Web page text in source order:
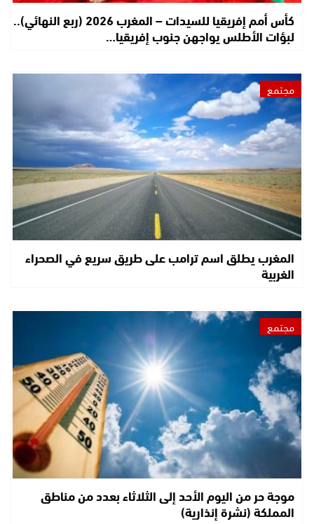
كأس أمم إفريقيا للسيدات – المغرب 2026 (ربع النهائي)..
لبؤات الأطلس يواجهن جنوب إفريقيا…
مجتمع
المغرب يطلق اسم ترامب على طريق سريع في الصحراء
الغربية
مجتمع
موجة حر من اليوم الأحد إلى الثلاثاء بعدد من مناطق
المملكة (نشرة إنذارية)